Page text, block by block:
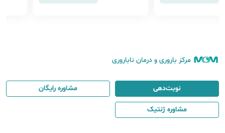
مرکز باروری و درمان ناباروری
نوبت‌دهی مشاوره رایگان
مشاوره ژنتیک